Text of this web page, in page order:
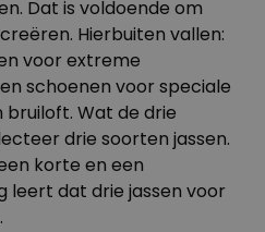
Dat is voldoende om
Hierbuiten vallen:
voor extreme
schoenen voor speciale
bruiloft. Wat de drie
drie soorten jassen.
korte en een
leert dat drie jassen voor